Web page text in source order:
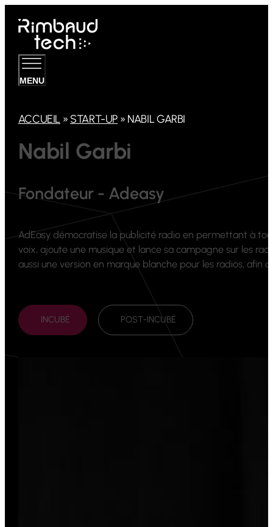
MENU
ACCUEIL » START-UP » NABIL GARBI
Nabil Garbi
Fondateur - Adeasy
AdEasy démocratise la publicité radio en permettant à
voix, ajoute une musique et lance sa campagne sur les
aussi une version en marque blanche pour les radios,
INCUBÉ POST-INCUBÉ